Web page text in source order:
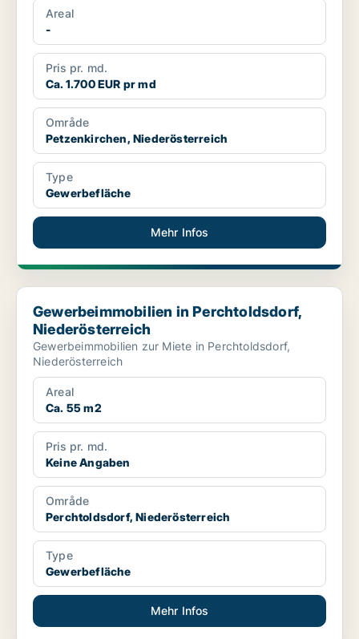
Areal
-
Pris pr. md.
Ca. 1.700 EUR pr md
Område
Petzenkirchen, Niederösterreich
Type
Gewerbefläche
Mehr Infos
Gewerbeimmobilien in Perchtoldsdorf, Niederösterreich
Gewerbeimmobilien in Perchtoldsdorf,
Niederösterreich
Gewerbeimmobilien zur Miete in Perchtoldsdorf,
Niederösterreich
Areal
Ca. 55 m2
Pris pr. md.
Keine Angaben
Område
Perchtoldsdorf, Niederösterreich
Type
Gewerbefläche
Mehr Infos